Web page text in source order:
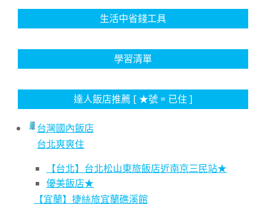
生活中省錢工具
學習清單
達人飯店推薦 [ ★號 = 已住 ]
台灣國內飯店
台北爽爽住
【台北】台北松山東旅飯店近南京三民站★
優美飯店★
【宜蘭】捷絲旅宜蘭礁溪館